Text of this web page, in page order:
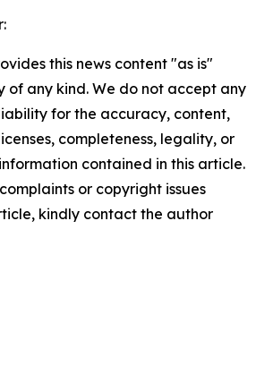
this news content "as is"
of any kind. We do not accept any
for the accuracy, content,
completeness, legality, or
contained in this article.
or copyright issues
kindly contact the author